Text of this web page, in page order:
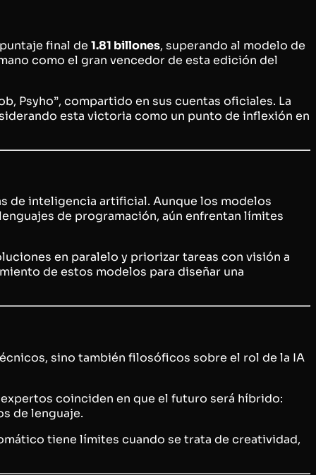
final de 1.81 billones, superando al modelo de
como el gran vencedor de esta edición del
Psyho”, compartido en sus cuentas oficiales. La
esta victoria como un punto de inflexión en
de inteligencia artificial. Aunque los modelos
de programación, aún enfrentan límites
en paralelo y priorizar tareas con visión a
de estos modelos para diseñar una
sino también filosóficos sobre el rol de la IA
coinciden en que el futuro será híbrido:
de lenguaje.
tiene límites cuando se trata de creatividad,